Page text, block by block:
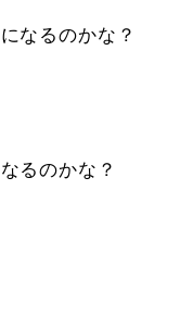
なるのかな？
るのかな？